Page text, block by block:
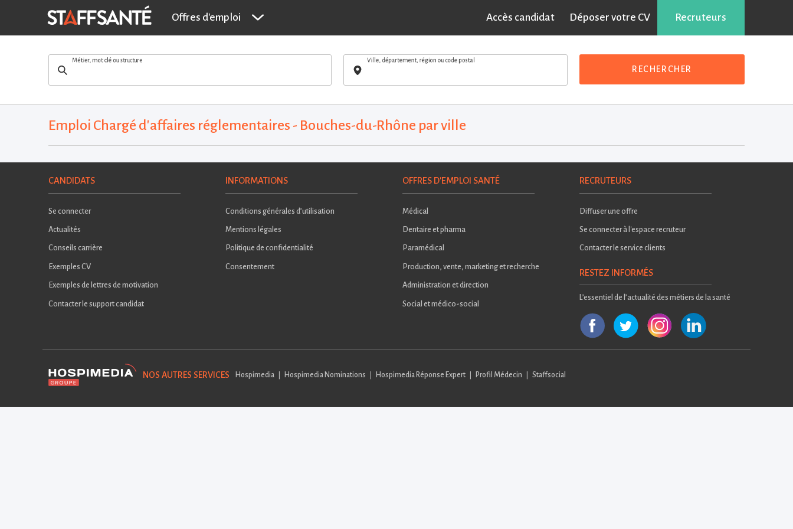
Offres d'emploi Accès candidat Déposer votre CV Recruteurs
Métier, mot clé ou structure Ville, département, région ou code postal
RECHERCHER
Emploi Chargé d'affaires réglementaires - Bouches-du-Rhône par ville
CANDIDATS
Se connecter
Actualités
Conseils carrière
Exemples CV
Exemples de lettres de motivation
Contacter le support candidat
INFORMATIONS
Conditions générales d’utilisation
Mentions légales
Politique de confidentialité
Consentement
OFFRES D'EMPLOI SANTÉ
Médical
Dentaire et pharma
Paramédical
Production, vente, marketing et recherche
Administration et direction
Social et médico-social
RECRUTEURS
Diffuser une offre
Se connecter à l'espace recruteur
Contacter le service clients
RESTEZ INFORMÉS
L’essentiel de l’actualité des métiers de la santé
NOS AUTRES SERVICES Hospimedia Hospimedia Nominations Hospimedia Réponse Expert Profil Médecin Staffsocial